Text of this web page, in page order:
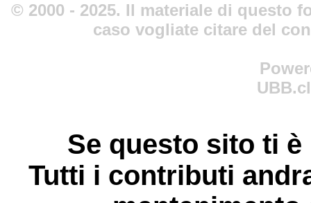
© 2000 - 2025. Il materiale di questo
caso vogliate citare del
Se questo sito ti
Tutti i contributi